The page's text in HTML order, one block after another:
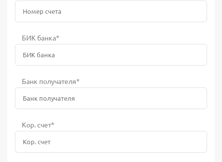
БИК банка*
Банк получателя*
Кор. счет*